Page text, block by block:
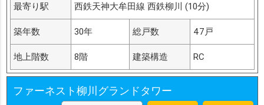
最寄り駅 西鉄天神大牟田線 西鉄柳川 (10分)
築年数 30年 総戸数 47戸
地上階数 8階 建築構造 RC
ファーネスト柳川グランドタワー